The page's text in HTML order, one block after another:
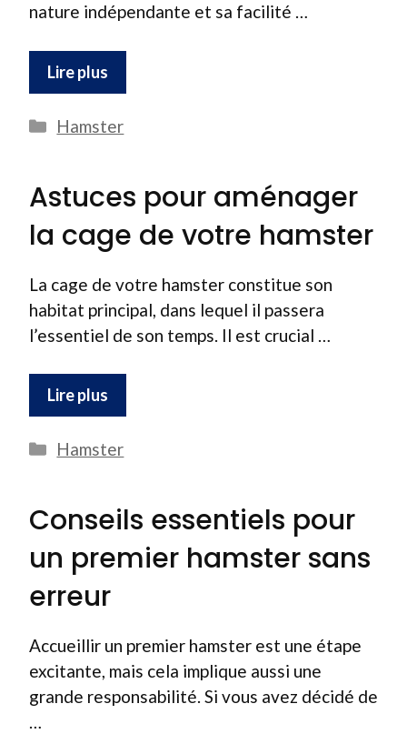
nature indépendante et sa facilité …
Lire plus
Catégories
Hamster
Astuces pour aménager
la cage de votre hamster
La cage de votre hamster constitue son
habitat principal, dans lequel il passera
l’essentiel de son temps. Il est crucial …
Lire plus
Catégories
Hamster
Conseils essentiels pour
un premier hamster sans
erreur
Accueillir un premier hamster est une étape
excitante, mais cela implique aussi une
grande responsabilité. Si vous avez décidé de
…